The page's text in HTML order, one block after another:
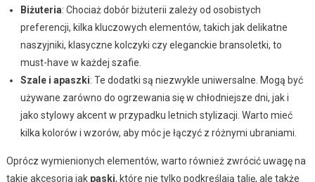
Biżuteria: Chociaż dobór biżuterii zależy od osobistych
preferencji, kilka kluczowych elementów, takich jak delikatne
naszyjniki, klasyczne kolczyki czy eleganckie bransoletki, to
must-have w każdej szafie.
Szale i apaszki: Te dodatki są niezwykle uniwersalne. Mogą być
używane zarówno do ogrzewania się w chłodniejsze dni, jak i
jako stylowy akcent w przypadku letnich stylizacji. Warto mieć
kilka kolorów i wzorów, aby móc je łączyć z różnymi ubraniami.
Oprócz wymienionych elementów, warto również zwrócić uwagę na
takie akcesoria jak paski, które nie tylko podkreślają talię, ale także